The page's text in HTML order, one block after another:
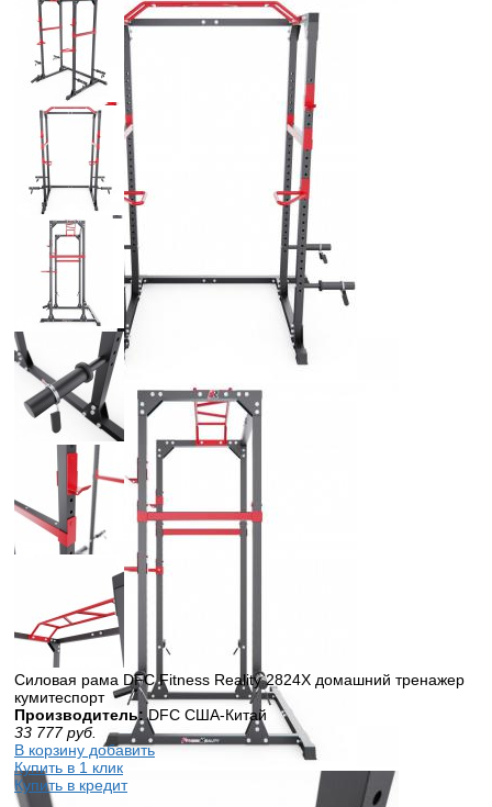
Силовая рама DFC Fitness Reality 2824X домашний тренажер
кумитеспорт
Производитель: DFC США-Китай
33 777 руб.
В корзину добавить
Купить в 1 клик
Купить в кредит